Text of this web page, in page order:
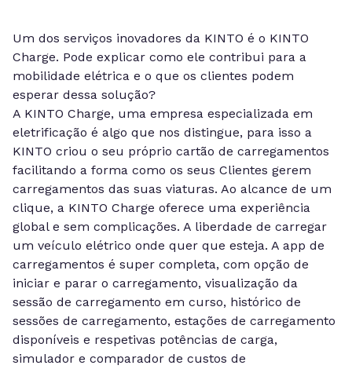
Um dos serviços inovadores da KINTO é o KINTO
Charge. Pode explicar como ele contribui para a
mobilidade elétrica e o que os clientes podem
esperar dessa solução?
A KINTO Charge, uma empresa especializada em
eletrificação é algo que nos distingue, para isso a
KINTO criou o seu próprio cartão de carregamentos
facilitando a forma como os seus Clientes gerem
carregamentos das suas viaturas. Ao alcance de um
clique, a KINTO Charge oferece uma experiência
global e sem complicações. A liberdade de carregar
um veículo elétrico onde quer que esteja. A app de
carregamentos é super completa, com opção de
iniciar e parar o carregamento, visualização da
sessão de carregamento em curso, histórico de
sessões de carregamento, estações de carregamento
disponíveis e respetivas potências de carga,
simulador e comparador de custos de